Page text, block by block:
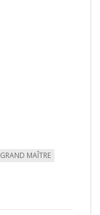
GRAND MAÎTRE